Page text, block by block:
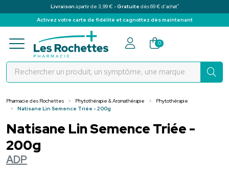
Livraison à partir de 3,99 € -Gratuite dès 69 € d’achat*
Activez votre carte de fidélité et cagnottez dès maintenant
Pharmacie des Rochettes Votre
0
Pharmacie des Rochettes Phytothérapie & Aromathérapie
Phytothérapie
Natisane Lin Semence Triée - 200g
Natisane Lin Semence Triée -
200g
ADP